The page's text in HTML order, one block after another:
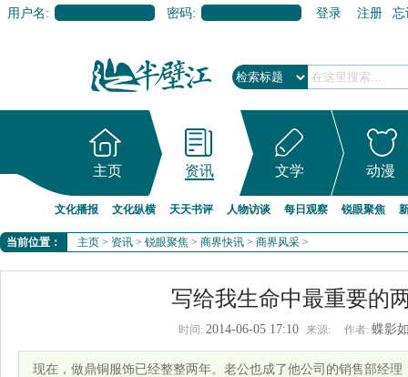
用户名: 密码: 登录 注册 忘
主页 资讯 文学 动漫
文化播报 文化纵横 天天书评 人物访谈 每日观察 锐眼聚焦
当前位置： 主页 > 资讯 > 锐眼聚焦 > 商界快讯 > 商界风采 >
写给我生命中最重要的
时间: 2014-06-05 17:10 来源: 作者: 蝶影
现在，做鼎铜服饰已经整整两年。老公也成了他公司的销售部经